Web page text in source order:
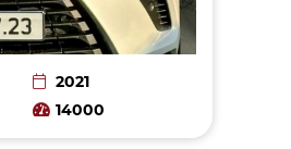
2021
14000